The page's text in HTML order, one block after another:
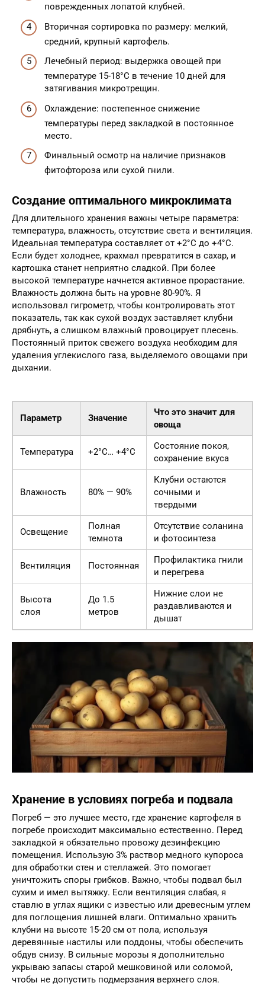
поврежденных лопатой клубней.
Вторичная сортировка по размеру: мелкий,
средний, крупный картофель.
Лечебный период: выдержка овощей при
температуре 15-18°C в течение 10 дней для
затягивания микротрещин.
Охлаждение: постепенное снижение
температуры перед закладкой в постоянное
место.
Финальный осмотр на наличие признаков
фитофтороза или сухой гнили.
Создание оптимального микроклимата
Для длительного хранения важны четыре параметра:
температура, влажность, отсутствие света и вентиляция.
Идеальная температура составляет от +2°C до +4°C.
Если будет холоднее, крахмал превратится в сахар, и
картошка станет неприятно сладкой. При более
высокой температуре начнется активное прорастание.
Влажность должна быть на уровне 80-90%. Я
использовал гигрометр, чтобы контролировать этот
показатель, так как сухой воздух заставляет клубни
дрябнуть, а слишком влажный провоцирует плесень.
Постоянный приток свежего воздуха необходим для
удаления углекислого газа, выделяемого овощами при
дыхании.
Параметр Значение
Что это значит для
овоща
Температура +2°C… +4°C
Состояние покоя,
сохранение вкуса
Влажность 80% — 90%
Клубни остаются
сочными и
твердыми
Освещение
Полная
темнота
Отсутствие соланина
и фотосинтеза
Вентиляция Постоянная
Профилактика гнили
и перегрева
Высота
слоя
До 1.5
метров
Нижние слои не
раздавливаются и
дышат
Хранение в условиях погреба и подвала
Погреб — это лучшее место, где хранение картофеля в
погребе происходит максимально естественно. Перед
закладкой я обязательно провожу дезинфекцию
помещения. Использую 3% раствор медного купороса
для обработки стен и стеллажей. Это помогает
уничтожить споры грибков. Важно, чтобы подвал был
сухим и имел вытяжку. Если вентиляция слабая, я
ставлю в углах ящики с известью или древесным углем
для поглощения лишней влаги. Оптимально хранить
клубни на высоте 15-20 см от пола, используя
деревянные настилы или поддоны, чтобы обеспечить
обдув снизу. В сильные морозы я дополнительно
укрываю запасы старой мешковиной или соломой,
чтобы не допустить подмерзания верхнего слоя.